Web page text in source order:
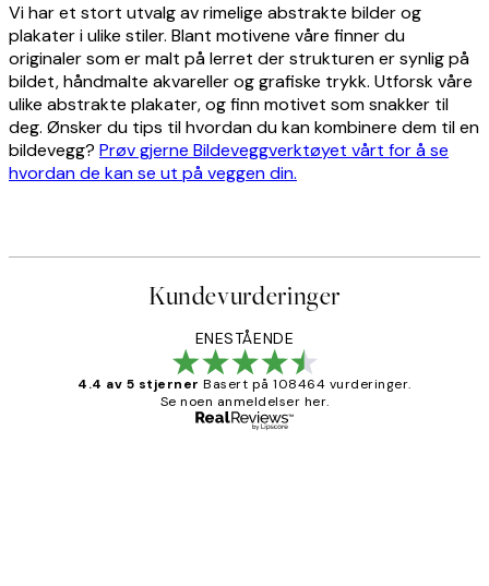
Vi har et stort utvalg av rimelige abstrakte bilder og
plakater i ulike stiler. Blant motivene våre finner du
originaler som er malt på lerret der strukturen er synlig på
bildet, håndmalte akvareller og grafiske trykk. Utforsk våre
ulike abstrakte plakater, og finn motivet som snakker til
deg. Ønsker du tips til hvordan du kan kombinere dem til en
bildevegg? Prøv gjerne Bildeveggverktøyet vårt for å se
hvordan de kan se ut på veggen din.
Kundevurderinger
ENESTÅENDE
4.4 av 5 stjerner Basert på 108464 vurderinger.
Se noen anmeldelser her.